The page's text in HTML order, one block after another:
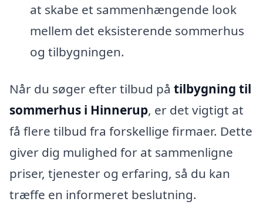
at skabe et sammenhængende look
mellem det eksisterende sommerhus
og tilbygningen.
Når du søger efter tilbud på tilbygning til
sommerhus i Hinnerup, er det vigtigt at
få flere tilbud fra forskellige firmaer. Dette
giver dig mulighed for at sammenligne
priser, tjenester og erfaring, så du kan
træffe en informeret beslutning.